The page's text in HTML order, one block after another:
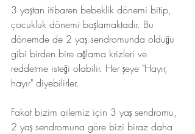
3 yaştan itibaren bebeklik dönemi bitip,
çocukluk dönemi başlamaktadır. Bu
dönemde de 2 yaş sendromunda olduğu
gibi birden bire ağlama krizleri ve
reddetme isteği olabilir. Her şeye "Hayır,
hayır" diyebilirler.
Fakat bizim ailemiz için 3 yaş sendromu,
2 yaş sendromuna göre bizi biraz daha